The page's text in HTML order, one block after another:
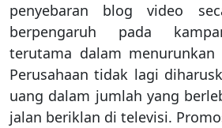
penyebaran blog video
berpengaruh pada
terutama dalam menurunkan
Perusahaan tidak lagi
uang dalam jumlah yang
jalan beriklan di televisi.